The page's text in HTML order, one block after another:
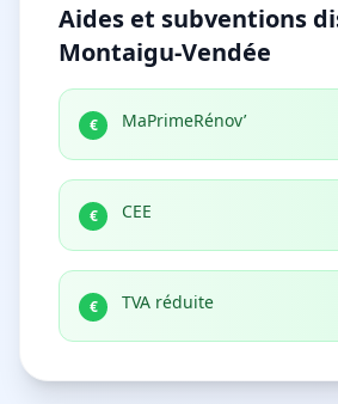
Aides et subventions
Montaigu-Vendée
€ MaPrimeRénov’
€ CEE
€ TVA réduite